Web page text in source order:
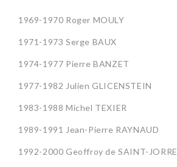
1969-1970 Roger MOULY
1971-1973 Serge BAUX
1974-1977 Pierre BANZET
1977-1982 Julien GLICENSTEIN
1983-1988 Michel TEXIER
1989-1991 Jean-Pierre RAYNAUD
1992-2000 Geoffroy de SAINT-JORRE